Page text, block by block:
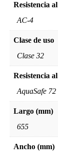
Resistencia
AC-4
Clase de uso
Clase 32
Resistencia
AquaSafe
Largo (mm)
655
Ancho (mm)